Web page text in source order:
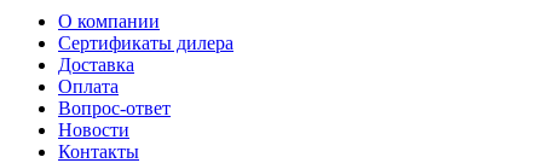
О компании
Сертификаты дилера
Доставка
Оплата
Вопрос-ответ
Новости
Контакты